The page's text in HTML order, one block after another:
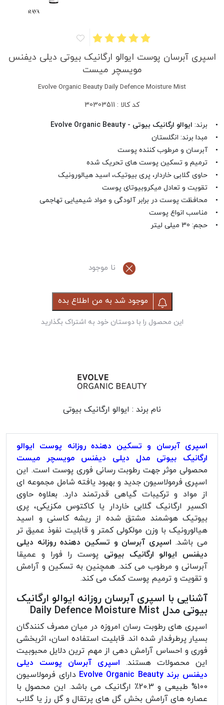
اسپری آبرسان پوست ایوالو ارگانیک بیوتی دیلی دیفنس
مویسچر میست
Evolve Organic Beauty Daily Defence Moisture Mist
کد کالا : 30303511
• برند: ایوالو ارگانیک بیوتی - Evolve Organic Beauty
• مبدا برند: انگلستان
• آبرسان و مرطوب کننده پوست
• ترمیم و تسکین پوست های تحریک شده
• حاوی گلابی خاردار، پری بیوتیک، اسید هیالورونیک
• تقویت و تعادل میکروبیوتای پوست
• محافظت پوست در برابر آلودگی و مواد شیمیایی تهاجمی
• مناسب انواع پوست
• حجم: 30 میلی لیتر
نا موجود
موجود شد به من اطلاع بده
این محصول را با دوستان خود به اشتراک بگذارید
نام برند : ایوالو ارگانیک بیوتی
اسپری آبرسان و تسکین دهنده روزانه پوست ایوالو
ارگانیک بیوتی مدل دیلی دیفنس مویسچر میست
محصولی موثر جهت رطوبت رسانی فوری پوست است. این
اسپری فرمولاسیون جدید و بهبود یافته شامل مجموعه ای
از مواد و ترکیبات گیاهی قدرتمند دارد. بعلاوه حاوی
اکسیر ارگانیک گلابی خاردار یا کاکتوس مکزیکی، پری
بیوتیک هوشمند مشتق شده از ریشه کاسنی و اسید
هیالورونیک با وزن مولکولی کمتر و قابلیت نفوذ عمیق تر
می باشد. اسپری آبرسان و تسکین دهنده روزانه دیلی
دیفنس ایوالو ارگانیک بیوتی پوست را فورا و عمیقا
آبرسانی و مرطوب می کند. همچنین به تسکین و آرامش
و تقویت و ترمیم پوست کمک می کند.
آشنایی با اسپری آبرسان روزانه ایوالو ارگانیک
بیوتی مدل Daily Defence Moisture Mist
اسپری های رطوبت رسان امروزه در میان مصرف کنندگان
بسیار پرطرفدار شده اند. قابلیت استفاده اسان، اثربخشی
فوری و احساس آرامش دهی از مهم ترین دلایل محبوبیت
این محصولات هستند. اسپری آبرسان پوست دیلی
دیفنس برند Evolve Organic Beauty
دارای فرمولاسیون
100% طبیعی و 20.3٪ ارگانیک می باشد. این محصول با
عصاره های آرامش بخش گل های پرتقال و گل رز یا گلاب